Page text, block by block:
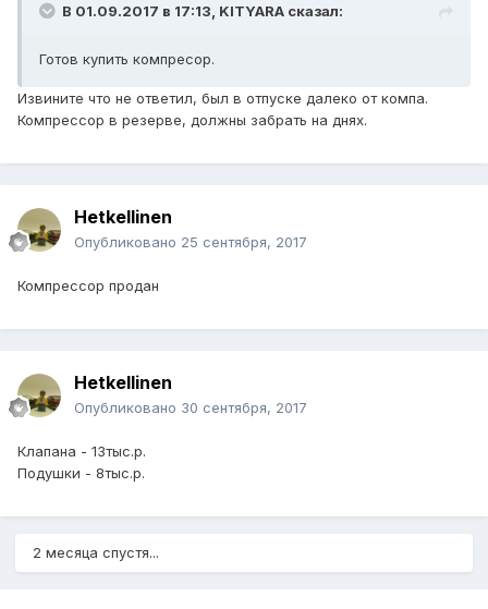
В 01.09.2017 в 17:13, KITYARA сказал:
Готов купить компресор.
Извините что не ответил, был в отпуске далеко от компа.
Компрессор в резерве, должны забрать на днях.
Hetkellinen
Опубликовано 25 сентября, 2017
Компрессор продан
Hetkellinen
Опубликовано 30 сентября, 2017
Клапана - 13тыс.р.
Подушки - 8тыс.р.
2 месяца спустя...